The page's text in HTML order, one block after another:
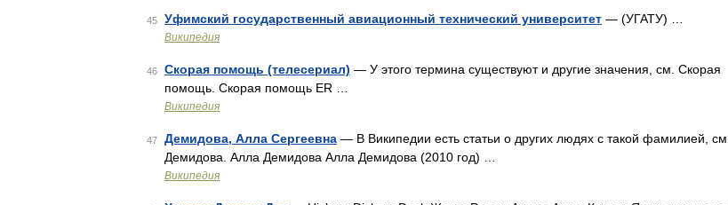
45 Уфимский государственный авиационный технический университет — (УГАТУ) …
Википедия
46 Скорая помощь (телесериал) — У этого термина существуют и другие значения, см. Скорая
помощь. Скорая помощь ER …
Википедия
47 Демидова, Алла Сергеевна — В Википедии есть статьи о других людях с такой фамилией, см.
Демидова. Алла Демидова Алла Демидова (2010 год) …
Википедия